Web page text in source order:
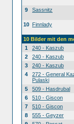
9 Sassnitz
10 Finnlady
10 Bilder mit den
1
240 - Kaszub
2
240 - Kaszub
3
240 - Kaszub
4
272 - General
Pulaski
5
509 - Hasdrubal
6
510 - Giscon
7
510 - Giscon
8
555 - Geyzer